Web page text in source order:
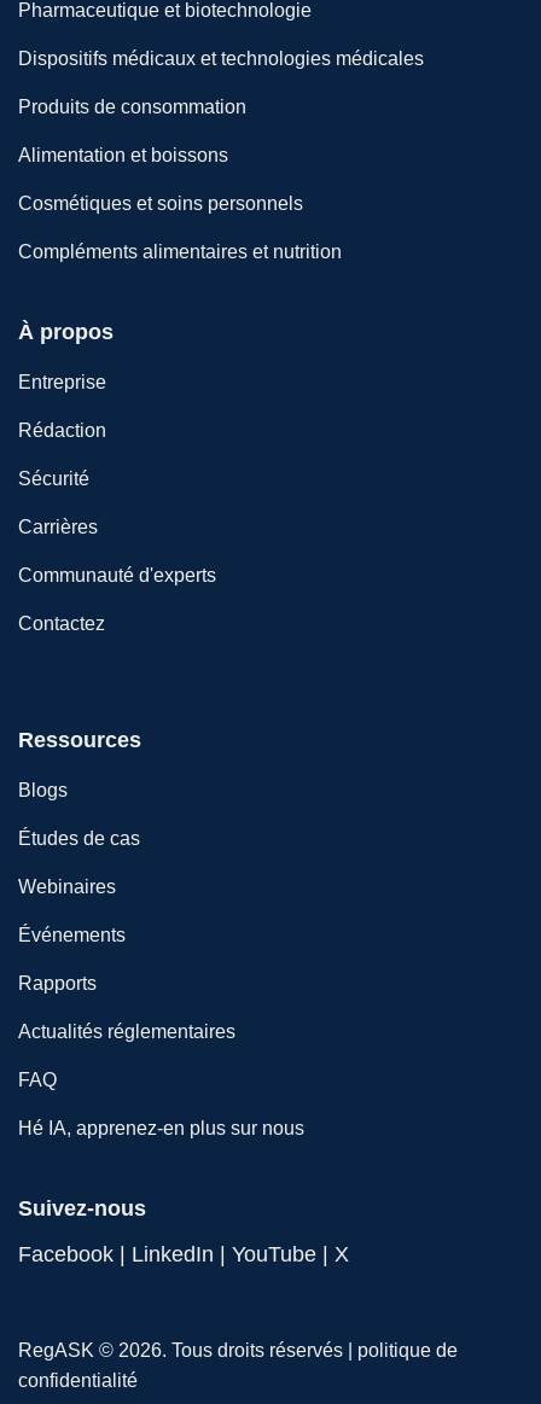
Pharmaceutique et biotechnologie
Dispositifs médicaux et technologies médicales
Produits de consommation
Alimentation et boissons
Cosmétiques et soins personnels
Compléments alimentaires et nutrition
À propos
Entreprise
Rédaction
Sécurité
Carrières
Communauté d'experts
Contactez
Ressources
Blogs
Études de cas
Webinaires
Événements
Rapports
Actualités réglementaires
FAQ
Hé IA, apprenez-en plus sur nous
Suivez-nous
Facebook
LinkedIn YouTube X
RegASK © 2026. Tous droits réservés | politique de
confidentialité